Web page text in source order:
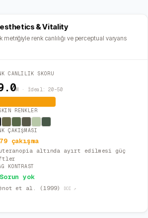
& Vitality
metriğiyle renk canlılığı ve perceptual varyans
CANLILIK SKORU
M · İdeal: 20–50
RENKLER
ÇAKIŞMASI
çakışma
altında ayırt edilmesi güç
KONTRAST
yok
et al. (1999) DOI ↗